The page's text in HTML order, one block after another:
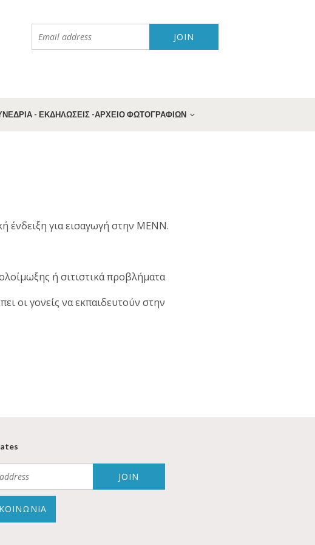
- ΕΚΔΗΛΩΣΕΙΣ -ΑΡΧΕΙΟ ΦΩΤΟΓΡΑΦΙΩΝ
ένδειξη για εισαγωγή στην ΜΕΝΝ.
ή σιτιστικά προβλήματα
οι γονείς να εκπαιδευτούν στην